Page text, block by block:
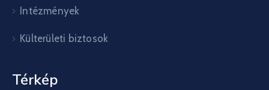
Intézmények
Külterületi biztosok
Térkép